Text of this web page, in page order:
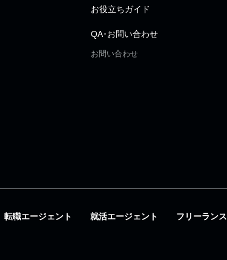
お役立ちガイド
QA･お問い合わせ
お問い合わせ
転職エージェント 就活エージェント フリーランス